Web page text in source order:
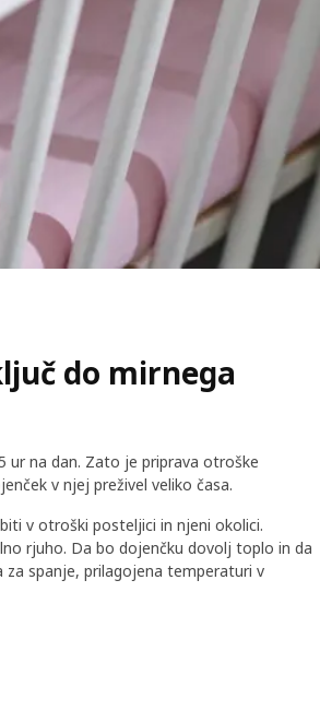
do mirnega
ur na dan. Zato je priprava otroške
v njej preživel veliko časa.
v otroški posteljici in njeni okolici.
rjuho. Da bo dojenčku dovolj toplo in da
za spanje, prilagojena temperaturi v